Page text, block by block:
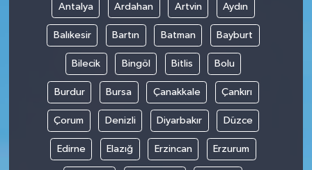
Antalya Ardahan Artvin Aydın
Balıkesir Bartın Batman Bayburt
Bilecik Bingöl Bitlis Bolu
Burdur Bursa Çanakkale Çankırı
Çorum Denizli Diyarbakır Düzce
Edirne Elazığ Erzincan Erzurum